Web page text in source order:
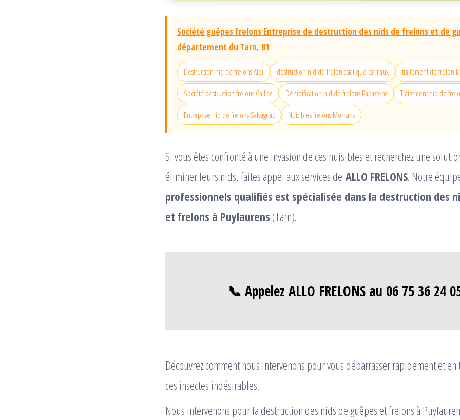
Société guêpes frelons Entreprise de destruction des nids de frelons et de
département du Tarn, 81
Destruction nid de frelons Albi destruction nid de frelon asiatique carmaux traitement de frelon
Société destruction frelons Gaillac Dénidification nid de frelons Rabastens Traitement nid de
Entreprise nid de frelons Salvagnac Nuisibles frelons Montans
Si vous êtes confronté à une invasion de ces nuisibles et recherchez une
éliminer leurs nids, faites appel aux services de ALLO FRELONS. Notre
professionnels qualifiés est spécialisée dans la destruction des
et frelons à Puylaurens (Tarn).
📞 Appelez ALLO FRELONS au 06 75 36 24
Découvrez comment nous intervenons pour vous débarrasser rapidement et
ces insectes indésirables.
Nous intervenons pour la destruction des nids de guêpes et frelons à